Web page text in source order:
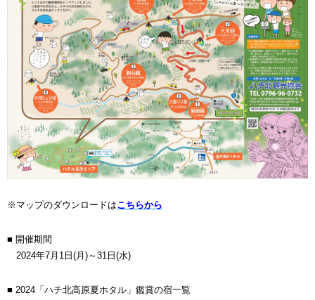
※マップのダウンロードはこちらから
■ 開催期間
2024年7月1日(月)～31日(水)
■ 2024「ハチ北高原夏ホタル」鑑賞の宿一覧